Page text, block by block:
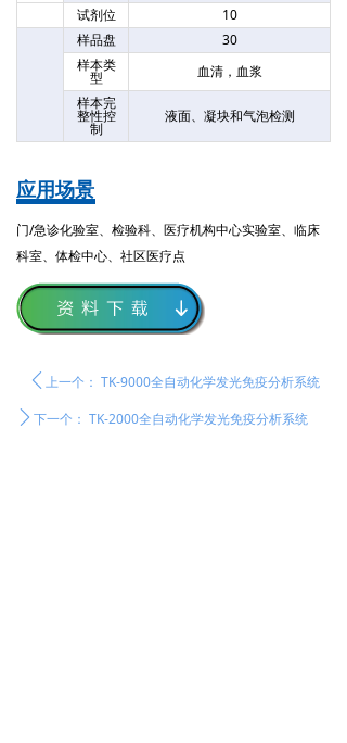
ꄴ 上一个： TK-9000全自动化学发光免疫分析系统
ꄲ 下一个： TK-2000全自动化学发光免疫分析系统
试剂位
10
样品盘
30
样本类
型
血清，血浆
样本完
整性控
制
液面、凝块和气泡检测
应用场景
门/急诊化验室、检验科、医疗机构中心实验室、临床
科室、体检中心、社区医疗点